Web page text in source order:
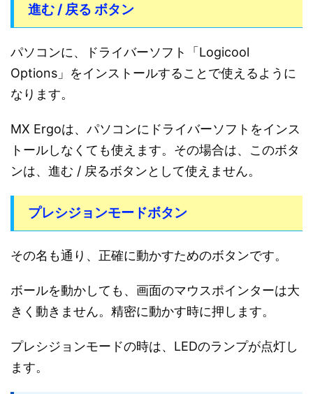
進む / 戻る ボタン
パソコンに、ドライバーソフト「Logicool
Options」をインストールすることで使えるように
なります。
MX Ergoは、パソコンにドライバーソフトをインス
トールしなくても使えます。その場合は、このボタ
ンは、進む / 戻るボタンとして使えません。
プレシジョンモードボタン
その名も通り、正確に動かすためのボタンです。
ボールを動かしても、画面のマウスポインターは大
きく動きません。精密に動かす時に押します。
プレシジョンモードの時は、LEDのランプが点灯し
ます。